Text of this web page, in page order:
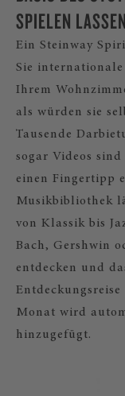
SPIELEN LASSEN
Ein Steinway
Sie
Ihrem
als würden sie
Tausende
sogar Videos
einen Fingertipp
Musikbibliothek
von Klassik bis
Bach, Gershwin
entdecken und
Monat wird
hinzugefügt.